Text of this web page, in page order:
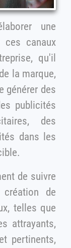
canaux
qu'il
publicités
de
telles que